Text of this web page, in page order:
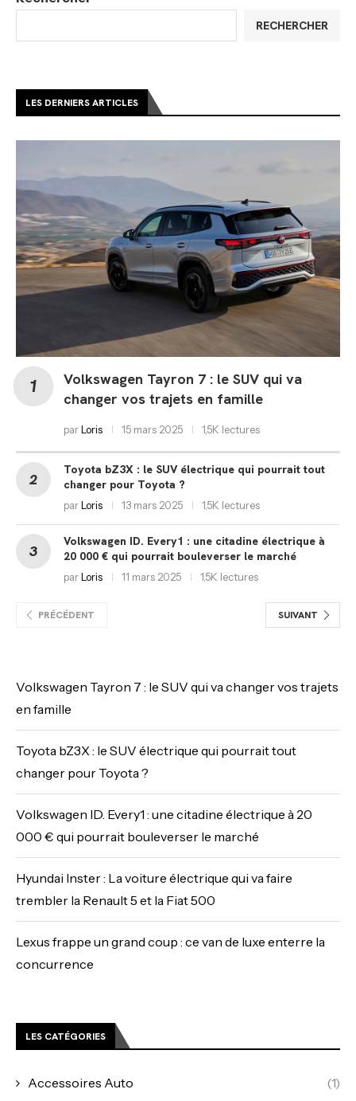
RECHERCHER
LES DERNIERS ARTICLES
Volkswagen Tayron 7 : le SUV qui va
changer vos trajets en famille
parLoris 15 mars 2025 1,5K lectures
Toyota bZ3X : le SUV électrique qui pourrait tout
changer pour Toyota ?
parLoris 13 mars 2025 1,5K lectures
Volkswagen ID. Every1 : une citadine électrique à
20 000 € qui pourrait bouleverser le marché
parLoris 11 mars 2025 1,5K lectures
PRÉCÉDENT SUIVANT
Volkswagen Tayron 7 : le SUV qui va changer vos trajets
en famille
Toyota bZ3X : le SUV électrique qui pourrait tout
changer pour Toyota ?
Volkswagen ID. Every1 : une citadine électrique à 20
000 € qui pourrait bouleverser le marché
Hyundai Inster : La voiture électrique qui va faire
trembler la Renault 5 et la Fiat 500
Lexus frappe un grand coup : ce van de luxe enterre la
concurrence
LES CATÉGORIES
Accessoires Auto (1)